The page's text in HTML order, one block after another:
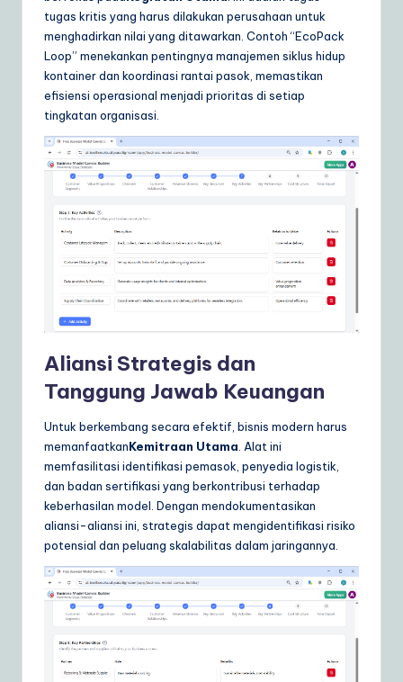
tugas kritis yang harus dilakukan perusahaan untuk
menghadirkan nilai yang ditawarkan. Contoh “EcoPack
Loop” menekankan pentingnya manajemen siklus hidup
kontainer dan koordinasi rantai pasok, memastikan
efisiensi operasional menjadi prioritas di setiap
tingkatan organisasi.
Aliansi Strategis dan
Tanggung Jawab Keuangan
Untuk berkembang secara efektif, bisnis modern harus
memanfaatkanKemitraan Utama . Alat ini
memfasilitasi identifikasi pemasok, penyedia logistik,
dan badan sertifikasi yang berkontribusi terhadap
keberhasilan model. Dengan mendokumentasikan
aliansi-aliansi ini, strategis dapat mengidentifikasi risiko
potensial dan peluang skalabilitas dalam jaringannya.